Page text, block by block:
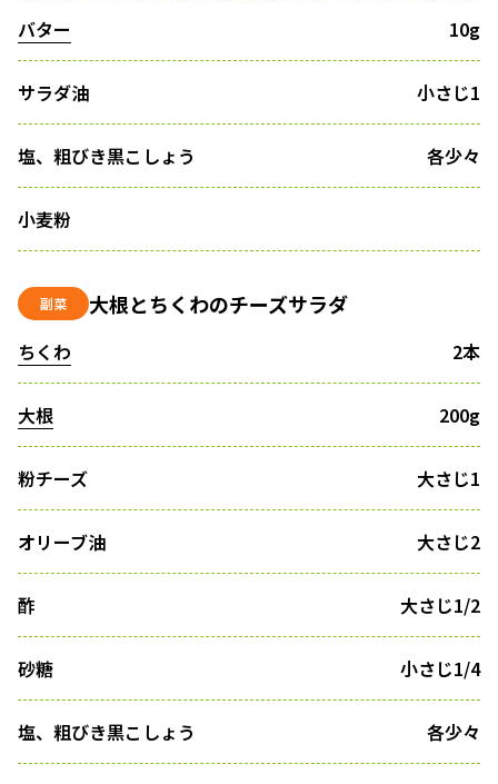
バター 10g
サラダ油 小さじ1
塩、粗びき黒こしょう 各少々
小麦粉
副菜 大根とちくわのチーズサラダ
ちくわ 2本
大根 200g
粉チーズ 大さじ1
オリーブ油 大さじ2
酢 大さじ1/2
砂糖 小さじ1/4
塩、粗びき黒こしょう 各少々